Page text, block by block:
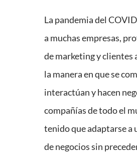
La pandemia del
a muchas empresas,
de marketing y clientes
la manera en que se
interactúan y hacen
compañías de todo el
tenido que adaptarse a
de negocios sin